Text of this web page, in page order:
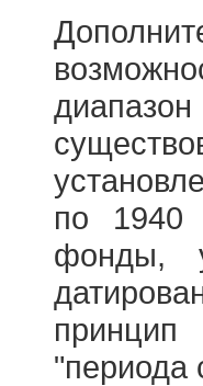
по 1940
фонды,
принцип
"периода